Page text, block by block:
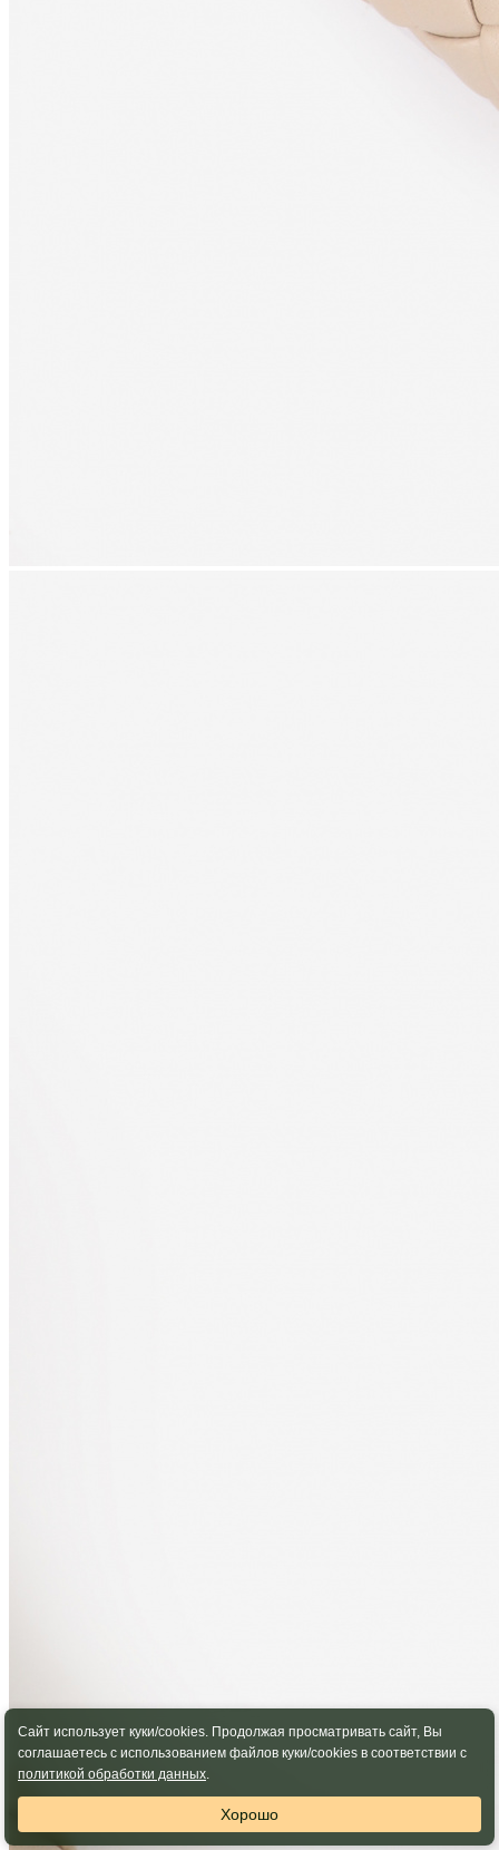
Сайт использует куки/cookies. Продолжая просматривать сайт, Вы
соглашаетесь с использованием файлов куки/cookies в соответствии с
политикой обработки данных.
Хорошо